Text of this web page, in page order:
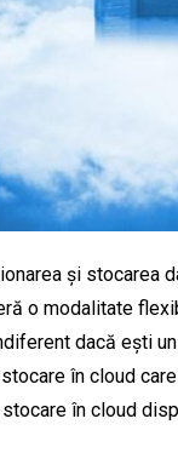
și stocarea
o modalitate
dacă ești
în cloud
în cloud